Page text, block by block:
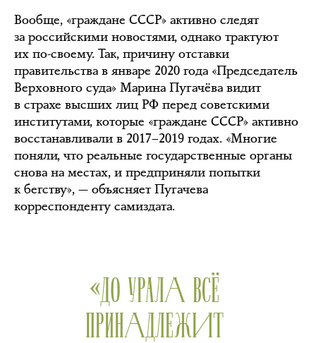
Вообще, «граждане СССР» активно следят
за российскими новостями, однако трактуют
их по-своему. Так, причину отставки
правительства в январе 2020 года «Председатель
Верховного суда» Марина Пугачёва видит
в страхе высших лиц РФ перед советскими
институтами, которые «граждане СССР» активно
восстанавливали в 2017–2019 годах. «Многие
поняли, что реальные государственные органы
снова на местах, и предприняли попытки
к бегству», — объясняет Пугачева
корреспонденту самиздата.
«ДО УРАЛА ВСЁ
ПРИНАДЛЕЖИТ